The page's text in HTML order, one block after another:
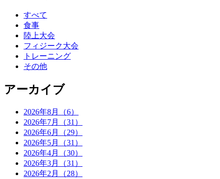
すべて
食事
陸上大会
フィジーク大会
トレーニング
その他
アーカイブ
2026年8月（6）
2026年7月（31）
2026年6月（29）
2026年5月（31）
2026年4月（30）
2026年3月（31）
2026年2月（28）